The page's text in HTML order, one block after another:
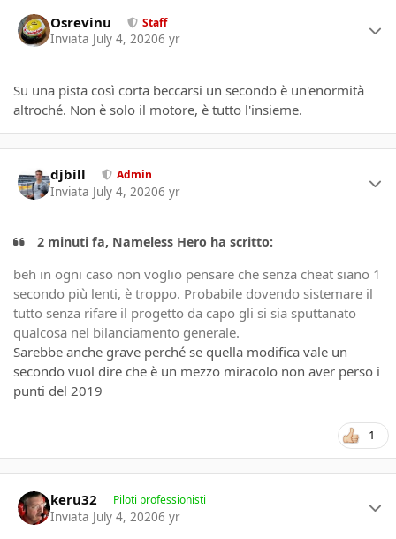
Osrevinu Staff
Inviata July 4, 20206 yr
Su una pista così corta beccarsi un secondo è un'enormità
altroché. Non è solo il motore, è tutto l'insieme.
djbill Admin
Inviata July 4, 20206 yr
2 minuti fa, Nameless Hero ha scritto:
beh in ogni caso non voglio pensare che senza cheat siano 1
secondo più lenti, è troppo. Probabile dovendo sistemare il
tutto senza rifare il progetto da capo gli si sia sputtanato
qualcosa nel bilanciamento generale.
Sarebbe anche grave perché se quella modifica vale un
secondo vuol dire che è un mezzo miracolo non aver perso i
punti del 2019
1
keru32 Piloti professionisti
Inviata July 4, 20206 yr